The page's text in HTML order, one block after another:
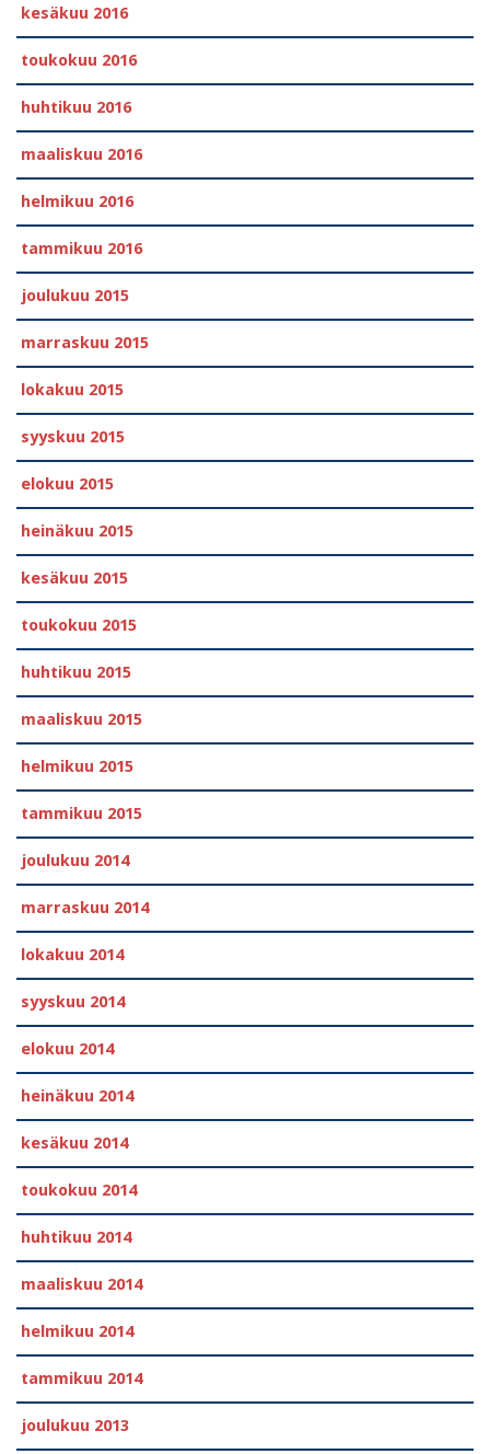
kesäkuu 2016
toukokuu 2016
huhtikuu 2016
maaliskuu 2016
helmikuu 2016
tammikuu 2016
joulukuu 2015
marraskuu 2015
lokakuu 2015
syyskuu 2015
elokuu 2015
heinäkuu 2015
kesäkuu 2015
toukokuu 2015
huhtikuu 2015
maaliskuu 2015
helmikuu 2015
tammikuu 2015
joulukuu 2014
marraskuu 2014
lokakuu 2014
syyskuu 2014
elokuu 2014
heinäkuu 2014
kesäkuu 2014
toukokuu 2014
huhtikuu 2014
maaliskuu 2014
helmikuu 2014
tammikuu 2014
joulukuu 2013